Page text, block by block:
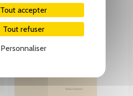
Tout accepter
Tout refuser
Personnaliser